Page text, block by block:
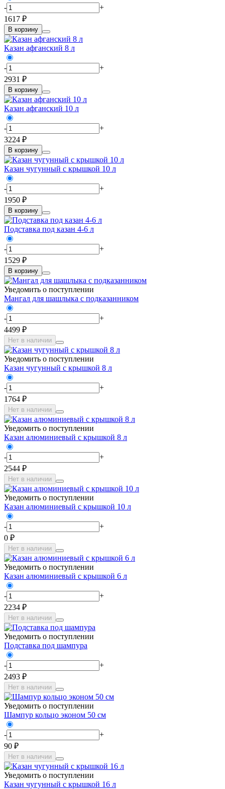
-
+
1617 ₽
В корзину
Казан афганский 8 л
-
+
2931 ₽
В корзину
Казан афганский 10 л
-
+
3224 ₽
В корзину
Казан чугунный с крышкой 10 л
-
+
1950 ₽
В корзину
Подставка под казан 4-6 л
-
+
1529 ₽
В корзину
Уведомить о поступлении
Мангал для шашлыка с подказанником
-
+
4499 ₽
Нет в наличии
Уведомить о поступлении
Казан чугунный с крышкой 8 л
-
+
1764 ₽
Нет в наличии
Уведомить о поступлении
Казан алюминиевый с крышкой 8 л
-
+
2544 ₽
Нет в наличии
Уведомить о поступлении
Казан алюминиевый с крышкой 10 л
-
+
0 ₽
Нет в наличии
Уведомить о поступлении
Казан алюминиевый с крышкой 6 л
-
+
2234 ₽
Нет в наличии
Уведомить о поступлении
Подставка под шампура
-
+
2493 ₽
Нет в наличии
Уведомить о поступлении
Шампур кольцо эконом 50 см
-
+
90 ₽
Нет в наличии
Уведомить о поступлении
Казан чугунный с крышкой 16 л